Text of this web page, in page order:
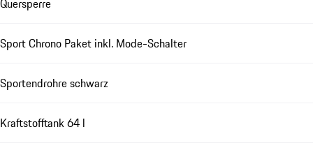
Quersperre
Sport Chrono Paket inkl. Mode-Schalter
Sportendrohre schwarz
Kraftstofftank 64 l